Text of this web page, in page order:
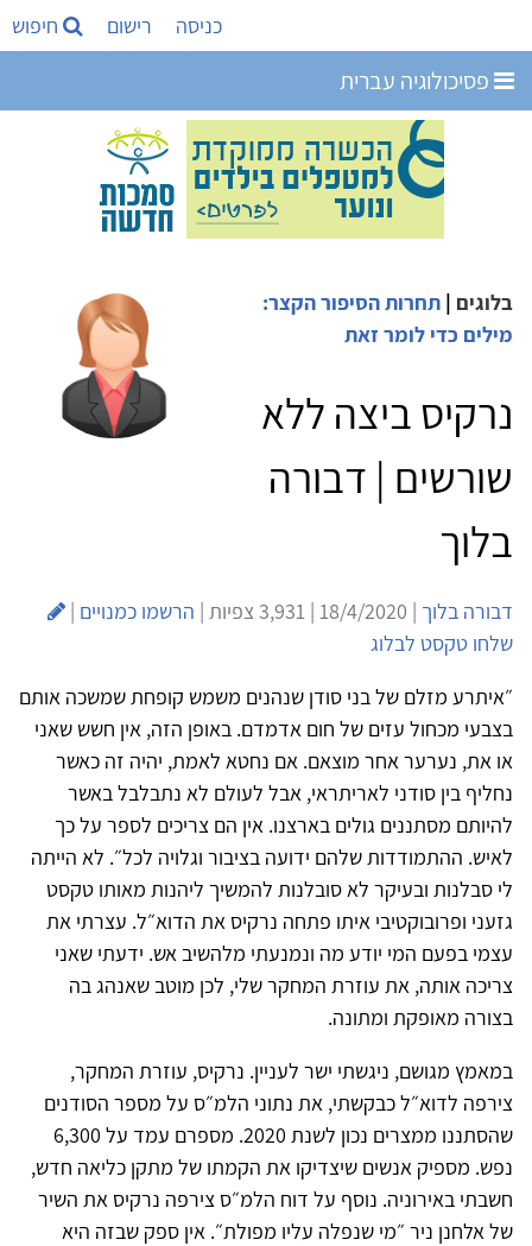
כניסה רישום חיפוש
פסיכולוגיה עברית
בלוגים | תחרות הסיפור הקצר:
מילים כדי לומר זאת
נרקיס ביצה ללא
שורשים | דבורה
בלוך
דבורה בלוך | 18/4/2020 | 3,931 צפיות | הרשמו כמנויים |
שלחו טקסט לבלוג
״איתרע מזלם של בני סודן שנהנים משמש קופחת שמשכה אותם
בצבעי מכחול עזים של חום אדמדם. באופן הזה, אין חשש שאני
או את, נערער אחר מוצאם. אם נחטא לאמת, יהיה זה כאשר
נחליף בין סודני לאריתראי, אבל לעולם לא נתבלבל באשר
להיותם מסתננים גולים בארצנו. אין הם צריכים לספר על כך
לאיש. ההתמודדות שלהם ידועה בציבור וגלויה לכל״. לא הייתה
לי סבלנות ובעיקר לא סובלנות להמשיך ליהנות מאותו טקסט
גזעני ופרובוקטיבי איתו פתחה נרקיס את הדוא״ל. עצרתי את
עצמי בפעם המי יודע מה ונמנעתי מלהשיב אש. ידעתי שאני
צריכה אותה, את עוזרת המחקר שלי, לכן מוטב שאנהג בה
בצורה מאופקת ומתונה.
במאמץ מגושם, ניגשתי ישר לעניין. נרקיס, עוזרת המחקר,
צירפה לדוא״ל כבקשתי, את נתוני הלמ״ס על מספר הסודנים
שהסתננו ממצרים נכון לשנת 2020. מספרם עמד על 6,300
נפש. מספיק אנשים שיצדיקו את הקמתו של מתקן כליאה חדש,
חשבתי באירוניה. נוסף על דוח הלמ״ס צירפה נרקיס את השיר
של אלחנן ניר ״מי שנפלה עליו מפולת״. אין ספק שבזה היא